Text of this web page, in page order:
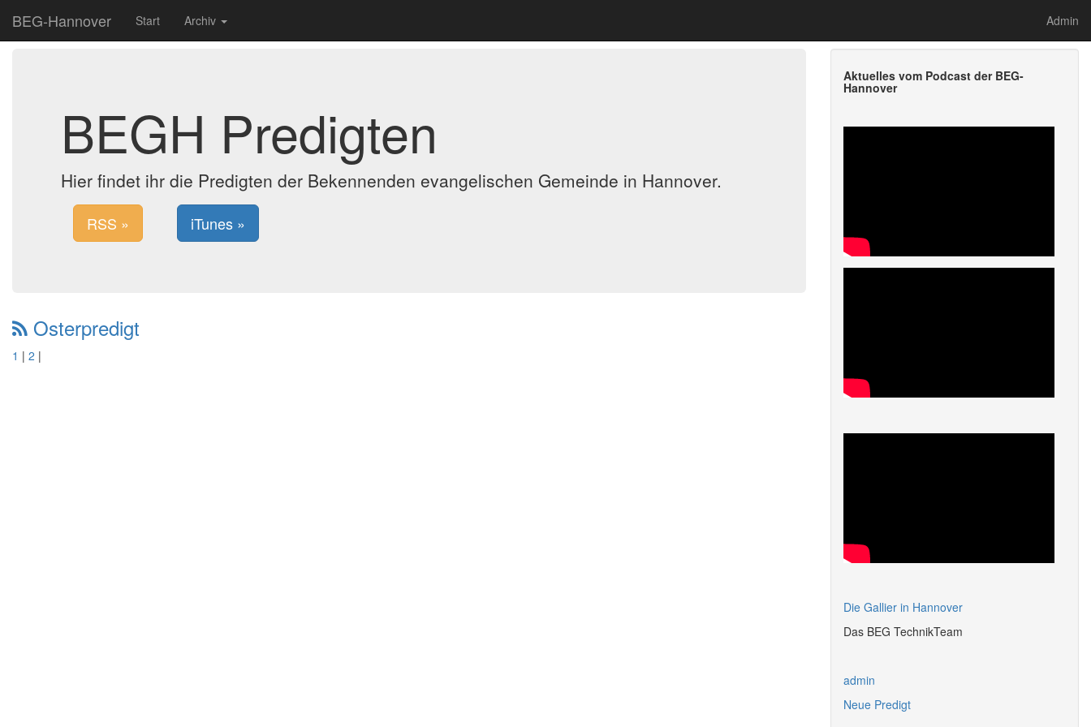
BEG-Hannover Admin
Start Archiv
BEGH Predigten
Hier findet ihr die Predigten der Bekennenden evangelischen Gemeinde in Hannover.
RSS » iTunes »
Osterpredigt
1 | 2 |
Aktuelles vom Podcast der BEG-
Hannover
Die Gallier in Hannover
Das BEG TechnikTeam
admin
Neue Predigt